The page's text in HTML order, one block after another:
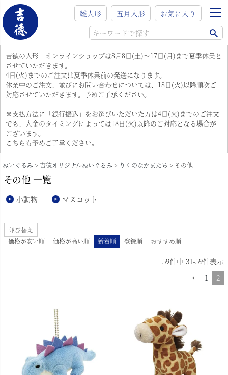
雛人形 五月人形 お気に入り
吉徳の人形 オンラインショップは8月8日(土)～17日(月)まで夏季休業と
させていただきます。
4日(火)までのご注文は夏季休業前の発送になります。
休業中のご注文、並びにお問い合わせについては、18日(火)以降順次ご
対応させていただきます。予めご了承ください。
※支払方法に「銀行振込」をお選びいただいた方は4日(火)までのご注文
でも、入金のタイミングによっては18日(火)以降のご対応となる場合が
ございます。
こちらも予めご了承ください。
ぬいぐるみ 吉徳オリジナルぬいぐるみ りくのなかまたち その他
その他 一覧
小動物 マスコット
並び替え
価格が安い順
価格が高い順 新着順 登録順 おすすめ順
59件中 31-59件表示
1
2